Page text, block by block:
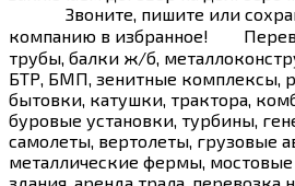
⠀⠀⠀⠀ Звоните, пишите или
компанию в избранное! ⠀⠀
трубы, балки ж/б,
БТР, БМП, зенитные комплексы,
бытовки, катушки, трактора,
буровые установки, турбины,
самолеты, вертолеты, грузовые
металлические фермы,